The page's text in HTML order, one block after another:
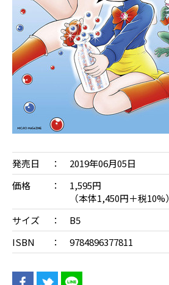
発売日
2019年06月05日
価格
1,595円
（本体1,450円＋税10%）
サイズ
B5
ISBN
9784896377811